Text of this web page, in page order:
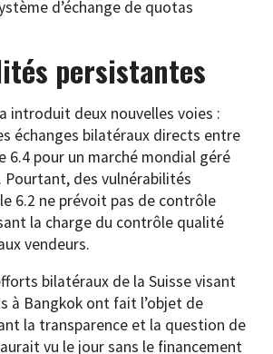
d’échange de quotas
persistantes
a introduit deux nouvelles voies :
échanges bilatéraux directs entre
6.4 pour un marché mondial géré
Pourtant, des vulnérabilités
6.2 ne prévoit pas de contrôle
la charge du contrôle qualité
vendeurs.
bilatéraux de la Suisse visant
à Bangkok ont fait l’objet de
la transparence et la question de
vu le jour sans le financement